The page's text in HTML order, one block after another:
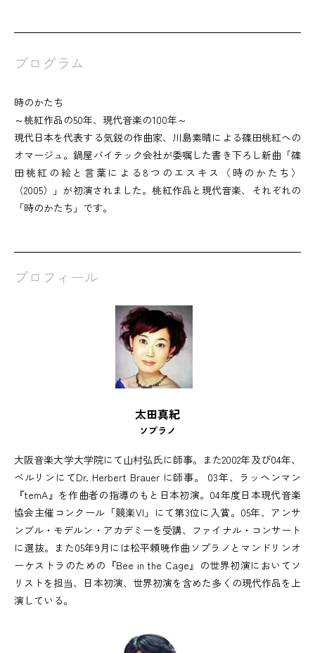
プログラム
時のかたち
～桃紅作品の50年、現代音楽の100年～
現代日本を代表する気鋭の作曲家、川島素晴による篠田桃紅への
オマージュ。鍋屋バイテック会社が委嘱した書き下ろし新曲「篠
田桃紅の絵と言葉による8つのエスキス〈時のかたち〉
（2005）」が初演されました。桃紅作品と現代音楽、それぞれの
「時のかたち」です。
プロフィール
太田真紀
ソプラノ
大阪音楽大学大学院にて山村弘氏に師事。また2002年及び04年、
ベルリンにてDr. Herbert Brauer に師事。 03年、ラッヘンマン
『temA』を作曲者の指導のもと日本初演。04年度日本現代音楽
協会主催コンクール「競楽VI」にて第3位に入賞。05年、アンサ
ンブル・モデルン・アカデミーを受講、ファイナル・コンサート
に選抜。また05年9月には松平頼暁作曲ソプラノとマンドリンオ
ーケストラのための『Bee in the Cage』の世界初演においてソ
リストを担当、日本初演、世界初演を含めた多くの現代作品を上
演している。